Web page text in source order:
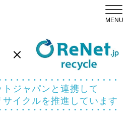
ジャパンと連携して
イクルを推進しています